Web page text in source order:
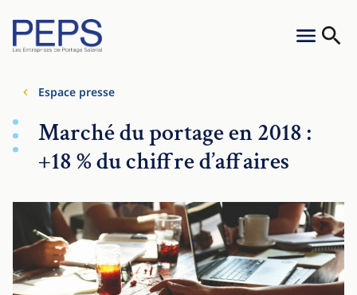
Menu
Espace presse
Marché du portage en 2018 :
+18 % du chiffre d’affaires